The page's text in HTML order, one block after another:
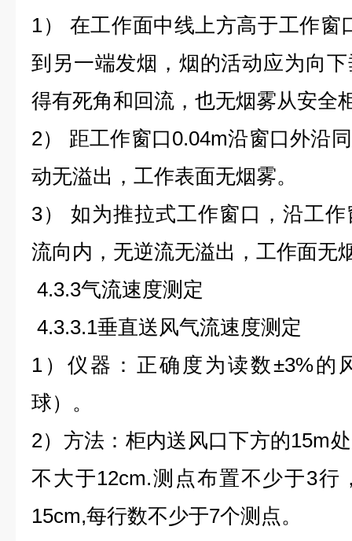
1） 在工作面中线上方高于工作窗
到另一端发烟，烟的活动应为向
得有死角和回流，也无烟雾从安全
2） 距工作窗口0.04m沿窗口外沿
动无溢出，工作表面无烟雾。
3） 如为推拉式工作窗口，沿工
流向内，无逆流无溢出，工作面无
4.3.3气流速度测定
4.3.3.1垂直送风气流速度测定
1）仪器：正确度为读数±3%的
球）。
2）方法：柜内送风口下方的15m
不大于12cm.测点布置不少于3行
15cm,每行数不少于7个测点。